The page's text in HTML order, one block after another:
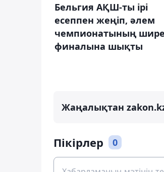
Бельгия АҚШ-ты ірі
есеппен жеңіп, әлем
чемпионатының
финалына шықты
Жаңалықтан
Пікірлер 0